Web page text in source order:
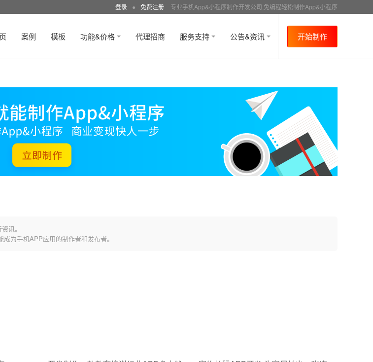
登录 ● 免费注册 专业手机App&小程序制作开发公司,免编程轻松制作App&小程序
案例 模板 功能&价格 代理招商 服务支持 公告&资讯 开始制作
讯。
为手机APP应用的制作者和发布者。